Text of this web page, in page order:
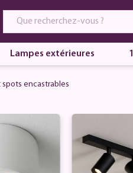
Lampes extérieures
spots encastrables